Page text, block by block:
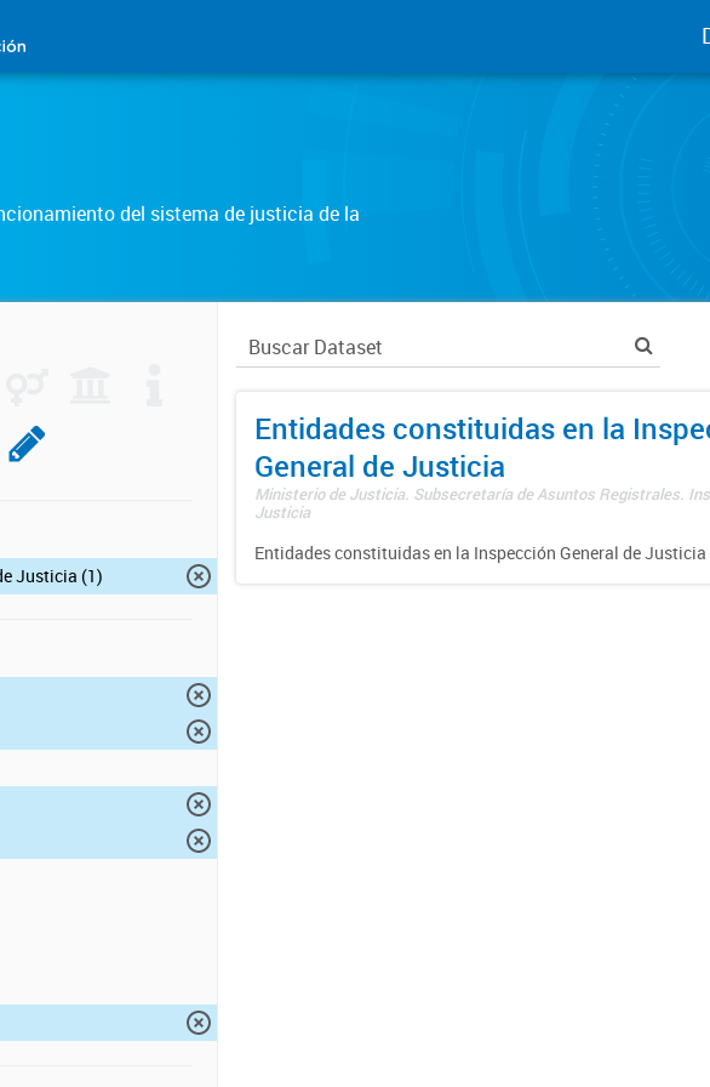
del sistema de justicia de la
Justicia (1)
Entidades constituidas en la
General de Justicia
Ministerio de Justicia. Subsecretaría de Asuntos Registrales.
Justicia
Entidades constituidas en la Inspección General de Justicia